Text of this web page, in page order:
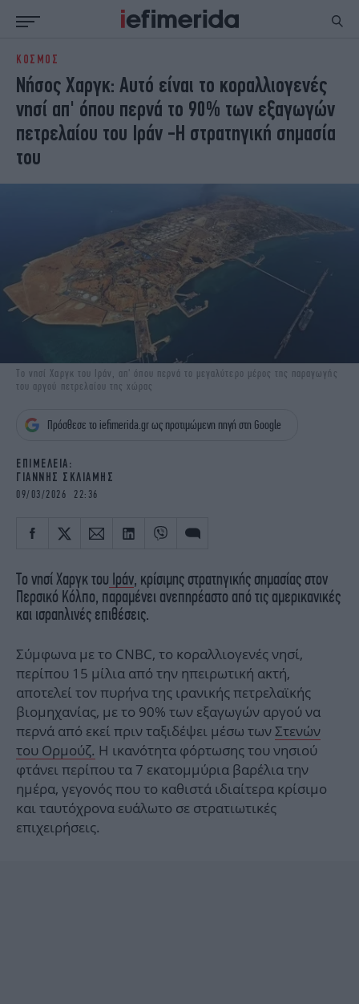
ΕΙΔΗΣΕΙΣ
NON PAPER
ΕΛΛΑΔΑ
ΟΙΚΟΝΟΜΙΑ
ΚΟΣΜΟΣ
ΠΟΛΙΤΙΣΜΟΣ
ΠΑΝΕΛΛΗΝΙΕΣ
ΖΩΗ
ΓΥΝΑΙΚΑ
ENGLISH EDITION
TRAVEL
ΤΕΧΝΟΛΟΓΙΑ
ΥΓΕΙΑ
DESIGN
ΟΛΥΜΠΙΑΚΟΙ ΑΓΩΝΕΣ
GREEN
PODCAST
iGASTRONOMIE
iBOOKS
ΖΩΔΙΑ
OSCARS
NEWSLETTER
ΚΟΣΜΟΣ
Νήσος Χαργκ: Αυτό είναι το κοραλλιογενές
νησί απ' όπου περνά το 90% των εξαγωγών
πετρελαίου του Ιράν -Η στρατηγική σημασία
του
Το νησί Χαργκ του Ιράν, απ' όπου περνά το μεγαλύτερο μέρος της παραγωγής
του αργού πετρελαίου της χώρας
Πρόσθεσε το iefimerida.gr ως προτιμώμενη πηγή στη Google
EΠΙΜΕΛΕΙΑ:
ΓΙΑΝΝΗΣ ΣΚΛΙΑΜΗΣ
09/03/2026 22:36
Το νησί Χαργκ του Ιράν, κρίσιμης στρατηγικής σημασίας στον
Περσικό Κόλπο, παραμένει ανεπηρέαστο από τις αμερικανικές
και ισραηλινές επιθέσεις.
Σύμφωνα με το CNBC, το κοραλλιογενές νησί,
περίπου 15 μίλια από την ηπειρωτική ακτή,
αποτελεί τον πυρήνα της ιρανικής πετρελαϊκής
βιομηχανίας, με το 90% των εξαγωγών αργού να
περνά από εκεί πριν ταξιδέψει μέσω τωνΣτενών
του Ορμούζ. Η ικανότητα φόρτωσης του νησιού
φτάνει περίπου τα 7 εκατομμύρια βαρέλια την
ημέρα, γεγονός που το καθιστά ιδιαίτερα κρίσιμο
και ταυτόχρονα ευάλωτο σε στρατιωτικές
επιχειρήσεις.